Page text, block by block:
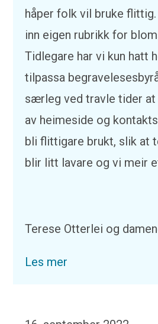
håper folk vil bruke
inn eigen rubrikk for
Tidlegare har vi kun hatt
tilpassa
særleg ved travle tider at
av heimeside og
bli flittigare brukt, slik at
blir litt lavare og vi meir
Terese Otterlei og
Les mer